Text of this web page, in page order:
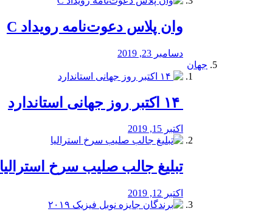
وان پلاس دعوت‌نامه رویداد C
دسامبر 23, 2019
جهان
اکتبر 15, 2019
تبلیغ جالب صلیب سرخ استرالیا
اکتبر 12, 2019